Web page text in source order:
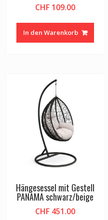
CHF 109.00
In den Warenkorb
Hängesessel mit Gestell
PANAMA schwarz/beige
CHF 451.00